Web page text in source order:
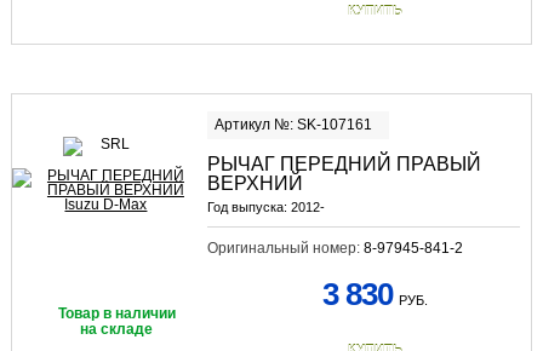
КУПИТЬ
Артикул №: SK-107161
РЫЧАГ ПЕРЕДНИЙ ПРАВЫЙ
ВЕРХНИЙ
Год выпуска: 2012-
Оригинальный номер: 8-97945-841-2
Товар в наличии
на складе
3 830 РУБ.